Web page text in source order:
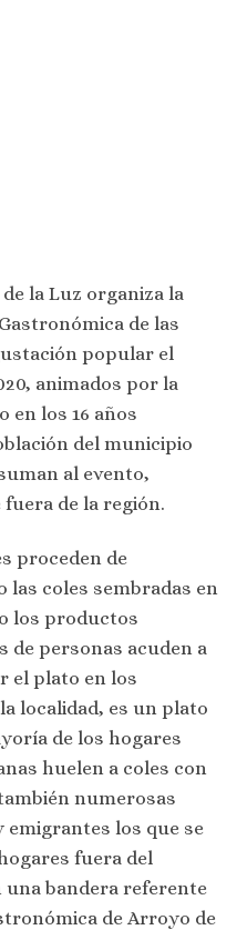
la Luz organiza la
de las
popular el
animados por la
en los 16 años
del municipio
al evento,
de la región.
proceden de
coles sembradas en
los productos
de personas acuden a
el plato en los
localidad, es un plato
de los hogares
huelen a coles con
numerosas
emigrantes los que se
fuera del
una bandera referente
de Arroyo de